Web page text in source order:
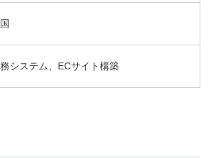
システム、ECサイト構築